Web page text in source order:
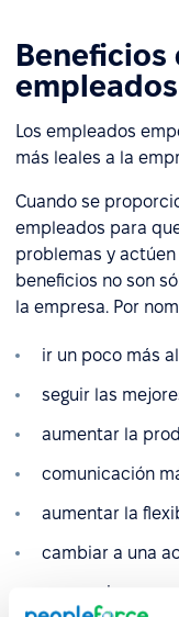
Beneficios
empleados
Los empleados
más leales a la
Cuando se
empleados para
problemas y
beneficios no son
la empresa. Por
ir un poco más
seguir las
aumentar la
comunicación
aumentar la
cambiar a una
proporcionar un